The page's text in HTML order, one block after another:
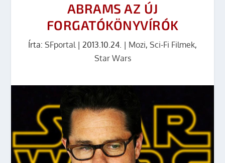
ABRAMS AZ ÚJ
FORGATÓKÖNYVÍRÓK
Írta: SFportal| 2013.10.24. | Mozi, Sci-Fi Filmek,
Star Wars